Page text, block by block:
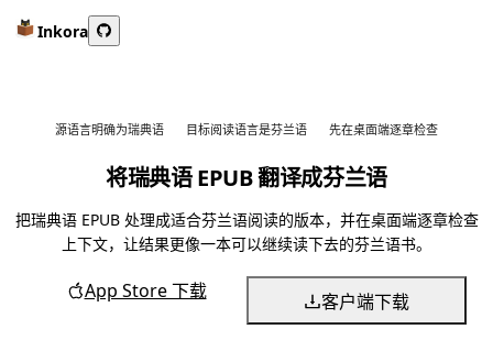
Inkora
源语言明确为瑞典语 目标阅读语言是芬兰语 先在桌面端逐章检查
将瑞典语 EPUB 翻译成芬兰语
把瑞典语 EPUB 处理成适合芬兰语阅读的版本，并在桌面端逐章检查
上下文，让结果更像一本可以继续读下去的芬兰语书。
App Store 下载 客户端下载